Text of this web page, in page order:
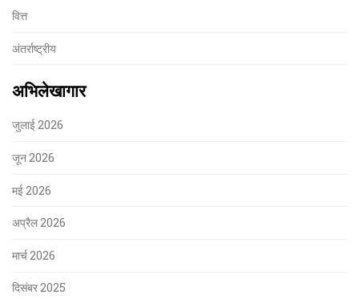
वित्त
अंतर्राष्ट्रीय
अभिलेखागार
जुलाई 2026
जून 2026
मई 2026
अप्रैल 2026
मार्च 2026
दिसंबर 2025